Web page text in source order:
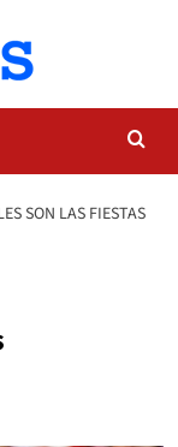
SON LAS FIESTAS